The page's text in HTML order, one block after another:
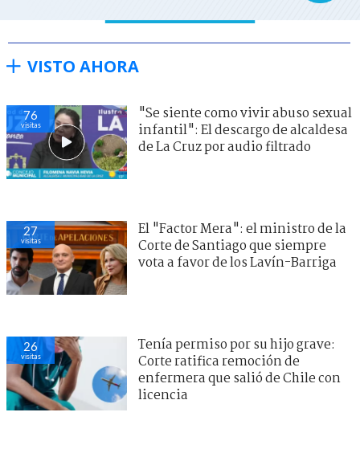
VISTO AHORA
76
visitas
"Se siente como vivir abuso sexual
infantil": El descargo de alcaldesa
de La Cruz por audio filtrado
27
visitas
El "Factor Mera": el ministro de la
Corte de Santiago que siempre
vota a favor de los Lavín-Barriga
26
visitas
Tenía permiso por su hijo grave:
Corte ratifica remoción de
enfermera que salió de Chile con
licencia